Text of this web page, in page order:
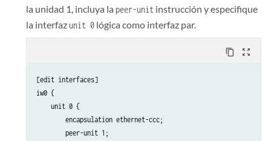
la unidad 1, incluya lapeer-unit instrucción y especifique
la interfaz unit 0 lógica como interfaz par.
content_copy zoom_out_map
[edit interfaces]
iw0 {
    unit 0 {
        encapsulation ethernet-ccc;
        peer-unit 1;